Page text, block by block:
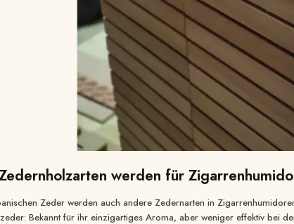
werden für
Zeder werden auch andere Zedernarten in
Bekannt für ihr einzigartiges Aroma, aber weniger effektiv bei